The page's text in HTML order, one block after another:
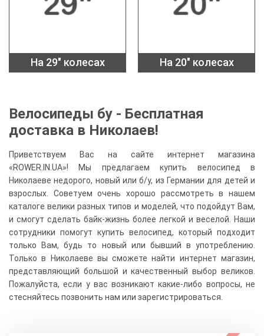
На 29" колесах На 20" колесах
Велосипеды бу - Бесплатная
доставка в Николаев!
Приветствуем Вас на сайте интернет магазина
«ROWER.IN.UA»! Мы предлагаем купить велосипед в
Николаеве недорого, новый или б/у, из Германии для детей и
взрослых. Советуем очень хорошо рассмотреть в нашем
каталоге велики разных типов и моделей, что подойдут Вам,
и смогут сделать байк-жизнь более легкой и веселой. Наши
сотрудники помогут купить велосипед, который подходит
только Вам, будь то новый или бывший в употреблению.
Только в Николаеве вы сможете найти интернет магазин,
представляющий большой и качественный выбор великов.
Пожалуйста, если у вас возникают какие-либо вопросы, не
стесняйтесь позвонить нам или зарегистрироваться.